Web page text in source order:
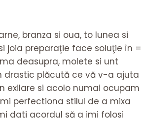
branza si oua, to lunea si
joia preparaţie face soluţie în =
deasupra, molete si unt
drastic plăcută ce vă v-a ajuta
exilare si acolo numai ocupam
perfectiona stilul de a mixa
dati acordul să a imi folosi